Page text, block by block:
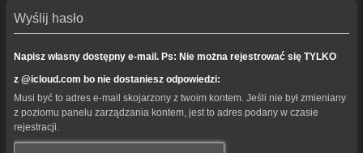
Wyślij hasło
Napisz własny dostępny e-mail. Ps: Nie można rejestrować się TYLKO
z @icloud.com bo nie dostaniesz odpowiedzi:
Musi być to adres e-mail skojarzony z twoim kontem. Jeśli nie był zmieniany
z poziomu panelu zarządzania kontem, jest to adres podany w czasie
rejestracji.